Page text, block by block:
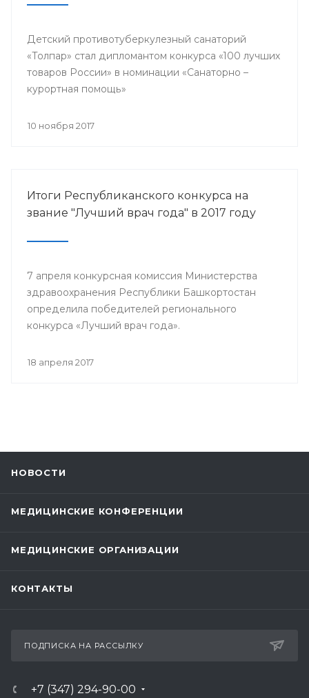
Детский противотуберкулезный санаторий
«Толпар» стал дипломантом конкурса «100 лучших
товаров России» в номинации «Санаторно –
курортная помощь»
10 ноября 2017
Итоги Республиканского конкурса на
звание "Лучший врач года" в 2017 году
7 апреля конкурсная комиссия Министерства
здравоохранения Республики Башкортостан
определила победителей регионального
конкурса «Лучший врач года».
18 апреля 2017
НОВОСТИ
МЕДИЦИНСКИЕ КОНФЕРЕНЦИИ
МЕДИЦИНСКИЕ ОРГАНИЗАЦИИ
КОНТАКТЫ
ПОДПИСКА НА РАССЫЛКУ
+7 (347) 294-90-00